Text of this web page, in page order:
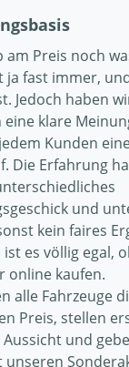
am Preis noch
ja fast immer,
Jedoch haben
eine klare
Kunden
Die Erfahrung
und
kein faires
es völlig egal,
online kaufen.
alle Fahrzeuge
Preis, stellen
und
unseren